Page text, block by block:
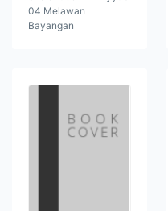
04 Melawan
Bayangan